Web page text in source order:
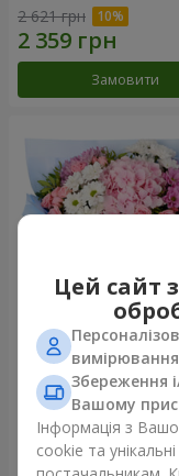
2 621 грн
Замовити
Романтичний букет
"Небеса"
1 999 грн
Замовити
Цей сайт
Збереження
Вашому
Інформація з
cookie та